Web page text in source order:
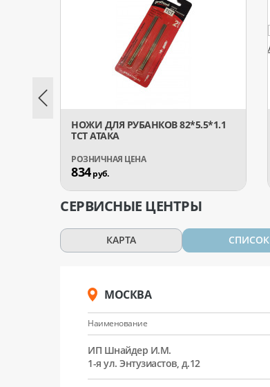
НОЖИ ДЛЯ РУБАНКОВ 82*5.5*1.1
TCT АТАКА
834руб.
СЕРВИСНЫЕ ЦЕНТРЫ
КАРТА СПИСОК
МОСКВА
Наименование
ИП Шнайдер И.М.
1-я ул. Энтузиастов, д.12